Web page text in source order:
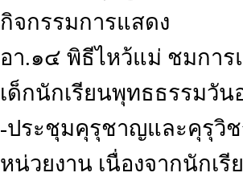
กิจกรรมการแสดง
อา.๑๔ พิธีไหว้แม่ ชมกา
เด็กนักเรียนพุทธธรรมวัน
-ประชุมคุรุชาญและคุรุวิ
หน่วยงาน เนื่องจากนักเ